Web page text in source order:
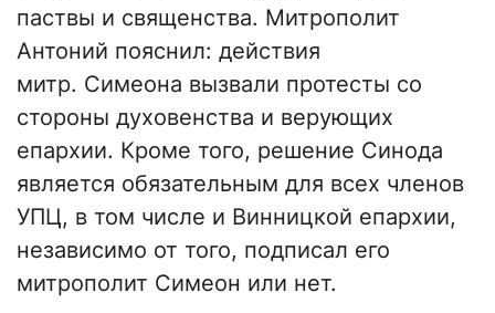
паствы и священства. Митрополит
Антоний пояснил: действия
митр. Симеона вызвали протесты со
стороны духовенства и верующих
епархии. Кроме того, решение Синода
является обязательным для всех членов
УПЦ, в том числе и Винницкой епархии,
независимо от того, подписал его
митрополит Симеон или нет.